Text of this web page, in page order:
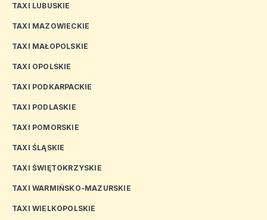
TAXI LUBUSKIE
TAXI MAZOWIECKIE
TAXI MAŁOPOLSKIE
TAXI OPOLSKIE
TAXI PODKARPACKIE
TAXI PODLASKIE
TAXI POMORSKIE
TAXI ŚLĄSKIE
TAXI ŚWIĘTOKRZYSKIE
TAXI WARMIŃSKO-MAZURSKIE
TAXI WIELKOPOLSKIE